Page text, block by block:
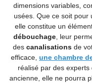
dimensions variables,
usées. Que ce soit pour
elle constitue un
débouchage, leur
des canalisationsde
efficace, une chambre
réalisé par des
ancienne, elle ne pourra